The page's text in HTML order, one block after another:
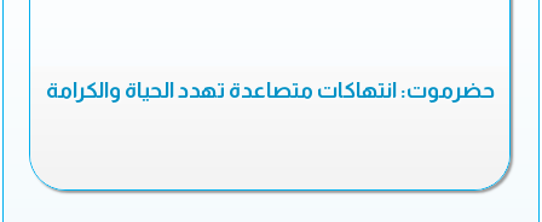
حضرموت: انتهاكات متصاعدة تهدد الحياة والكرامة